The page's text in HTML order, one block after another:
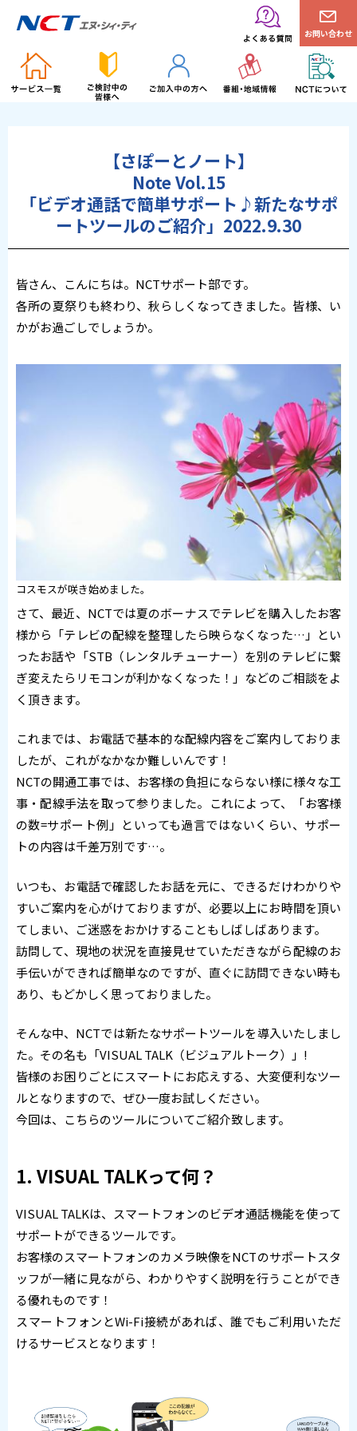
お問い合わせ
【さぽーとノート】
Note Vol.15
「ビデオ通話で簡単サポート♪新たなサポ
ートツールのご紹介」2022.9.30
皆さん、こんにちは。NCTサポート部です。
各所の夏祭りも終わり、秋らしくなってきました。皆様、い
かがお過ごしでしょうか。
コスモスが咲き始めました。
さて、最近、NCTでは夏のボーナスでテレビを購入したお客
様から「テレビの配線を整理したら映らなくなった…」とい
ったお話や「STB（レンタルチューナー）を別のテレビに繋
ぎ変えたらリモコンが利かなくなった！」などのご相談をよ
く頂きます。
これまでは、お電話で基本的な配線内容をご案内しておりま
したが、これがなかなか難しいんです！
NCTの開通工事では、お客様の負担にならない様に様々な工
事・配線手法を取って参りました。これによって、「お客様
の数=サポート例」といっても過言ではないくらい、サポー
トの内容は千差万別です…。
いつも、お電話で確認したお話を元に、できるだけわかりや
すいご案内を心がけておりますが、必要以上にお時間を頂い
てしまい、ご迷惑をおかけすることもしばしばあります。
訪問して、現地の状況を直接見せていただきながら配線のお
手伝いができれば簡単なのですが、直ぐに訪問できない時も
あり、もどかしく思っておりました。
そんな中、NCTでは新たなサポートツールを導入いたしまし
た。その名も「VISUAL TALK（ビジュアルトーク）」!
皆様のお困りごとにスマートにお応えする、大変便利なツー
ルとなりますので、ぜひ一度お試しください。
今回は、こちらのツールについてご紹介致します。
1. VISUAL TALKって何？
VISUAL TALKは、スマートフォンのビデオ通話機能を使って
サポートができるツールです。
お客様のスマートフォンのカメラ映像をNCTのサポートスタ
ッフが一緒に見ながら、わかりやすく説明を行うことができ
る優れものです！
スマートフォンとWi-Fi接続があれば、誰でもご利用いただ
けるサービスとなります！